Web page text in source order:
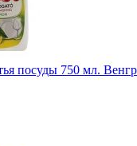
посуды 750 мл.